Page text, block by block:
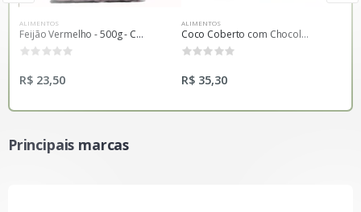
ALIMENTOS
Feijão Vermelho - 500g - Coopernatural
R$ 23,50
ALIMENTOS
Coco Coberto com Chocolate - 140g - Tnuva
R$ 35,30
Principais marcas